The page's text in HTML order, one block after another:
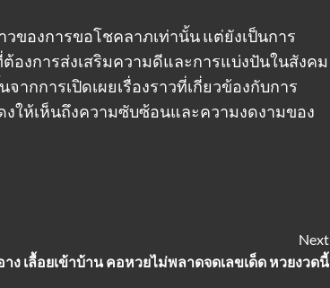
วของการขอโชคลาภเท่านั้น แต่ยังเป็นการ
องการส่งเสริมความดีและการแบ่งปันในสังคม
กการเปิดเผยเรื่องราวที่เกี่ยวข้องกับการ
งให้เห็นถึงความซับซ้อนและความงดงามของ
Next
าง เลื้อยเข้าบ้าน คอหวยไม่พลาดจดเลขเด็ด หวยงวดนี้